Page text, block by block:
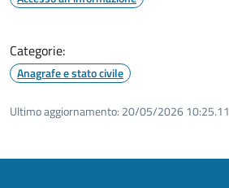
Categorie:
Anagrafe e stato civile
Ultimo aggiornamento: 20/05/2026 10:25.11